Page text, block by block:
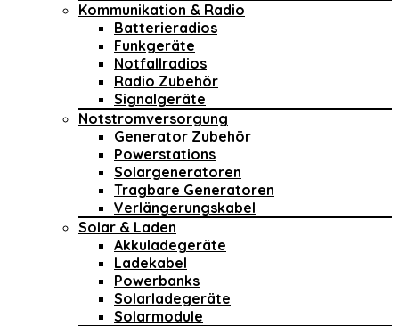
Kommunikation & Radio
Batterieradios
Funkgeräte
Notfallradios
Radio Zubehör
Signalgeräte
Notstromversorgung
Generator Zubehör
Powerstations
Solargeneratoren
Tragbare Generatoren
Verlängerungskabel
Solar & Laden
Akkuladegeräte
Ladekabel
Powerbanks
Solarladegeräte
Solarmodule